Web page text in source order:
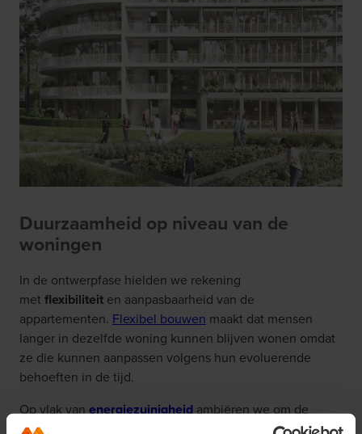
Duurzaamheid op niveau van de
woningen
In de ontwerpfase hielden we rekening
met flexibiliteit en aanpasbaarheid van de
appartementen. Flexibel bouwen maakt dat mensen
langer in dezelfde woning kunnen blijven wonen omdat
ze die kunnen aanpassen volgens hun evoluerende
behoeften in de tijd.
Op vlak vanenergiezuinigheidambiëren we om de
appartementen nóg energiezuiniger dan
BEN(bijna-